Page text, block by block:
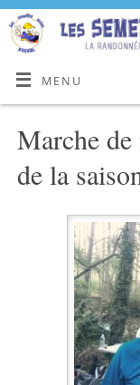
MENU
Marche
de la